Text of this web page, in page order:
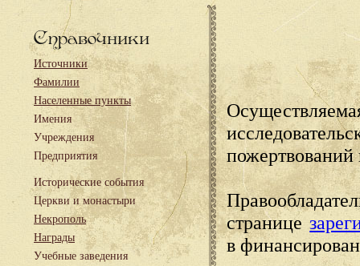
Справочники
Источники
Фамилии
Населенные пункты
Имения
Учреждения
Предприятия
Исторические события
Церкви и монастыри
Некрополь
Награды
Учебные заведения
пожертвований
странице
в